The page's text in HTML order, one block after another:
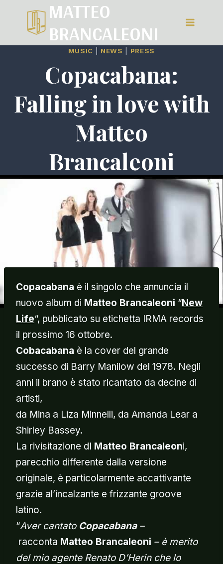
MATTEO
BRANCALEONI
MUSIC NEWS PRESS
Copacabana:
Falling in love with
Matteo
Brancaleoni
Copacabana è il singolo che annuncia il
nuovo album di Matteo Brancaleoni “New
Life“, pubblicato su etichetta IRMA records
il prossimo 16 ottobre.
Cobacabana è la cover del grande
successo di Barry Manilow del 1978. Negli
anni il brano è stato ricantato da decine di
artisti,
da Mina a Liza Minnelli, da Amanda Lear a
Shirley Bassey.
La rivisitazione dI Matteo Brancaleoni,
parecchio differente dalla versione
originale, è particolarmente accattivante
grazie al’incalzante e frizzante groove
latino.
“Aver cantato Copacabana–
racconta Matteo Brancaleoni – è merito
del mio agente Renato D’Herin che lo